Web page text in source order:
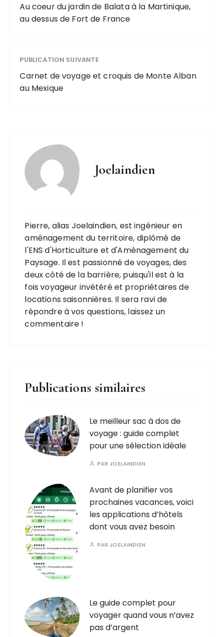
Au coeur du jardin de Balata à la Martinique,
au dessus de Fort de France
PUBLICATION SUIVANTE
Carnet de voyage et croquis de Monte Alban
au Mexique
Joelaindien
Pierre, alias Joelaindien, est ingénieur en
aménagement du territoire, diplômé de
l'ENS d'Horticulture et d'Aménagement du
Paysage. Il est passionné de voyages, des
deux côté de la barrière, puisqu'il est à la
fois voyageur invétéré et propriétaires de
locations saisonnières. Il sera ravi de
répondre à vos questions, laissez un
commentaire !
Publications similaires
Le meilleur sac à dos de
voyage : guide complet
pour une sélection idéale
PAR JOELAINDIEN
Avant de planifier vos
prochaines vacances, voici
les applications d’hôtels
dont vous avez besoin
PAR JOELAINDIEN
Le guide complet pour
voyager quand vous n’avez
pas d’argent